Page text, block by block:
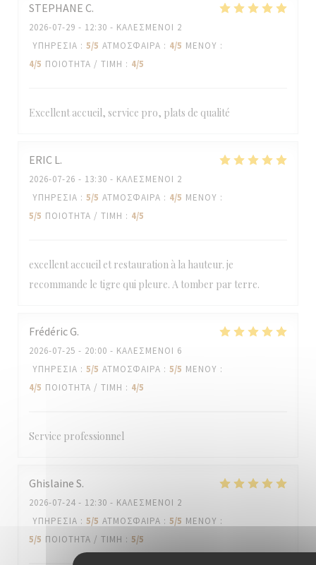
STEPHANE C
2026-07-29 - 12:30 - ΚΑΛΕΣΜΈΝΟΙ 2
ΥΠΗΡΕΣΊΑ : 5/5 ΑΤΜΌΣΦΑΙΡΑ : 4/5 ΜΕΝΟΎ :
4/5 ΠΟΙΌΤΗΤΑ / ΤΙΜΉ : 4/5
Excellent accueil, service pro, plats de qualité
ERIC L
2026-07-26 - 13:30 - ΚΑΛΕΣΜΈΝΟΙ 2
ΥΠΗΡΕΣΊΑ : 5/5 ΑΤΜΌΣΦΑΙΡΑ : 4/5 ΜΕΝΟΎ :
5/5 ΠΟΙΌΤΗΤΑ / ΤΙΜΉ : 4/5
excellent accueil et restauration à la hauteur. je
recommande le tigre qui pleure. A tomber par terre.
FrédéricG
2026-07-25 - 20:00 - ΚΑΛΕΣΜΈΝΟΙ 6
ΥΠΗΡΕΣΊΑ : 5/5 ΑΤΜΌΣΦΑΙΡΑ : 5/5 ΜΕΝΟΎ :
4/5 ΠΟΙΌΤΗΤΑ / ΤΙΜΉ : 4/5
Service professionnel
Ghislaine S
2026-07-24 - 12:30 - ΚΑΛΕΣΜΈΝΟΙ 2
ΥΠΗΡΕΣΊΑ : 5/5 ΑΤΜΌΣΦΑΙΡΑ : 5/5 ΜΕΝΟΎ :
5/5 ΠΟΙΌΤΗΤΑ / ΤΙΜΉ : 5/5